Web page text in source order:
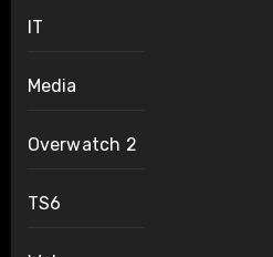
IT
Media
Overwatch 2
TS6